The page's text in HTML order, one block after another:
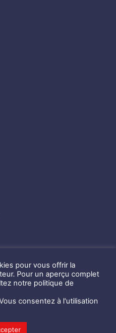
STBK ©
Privée des Événements © 2021 –
Légales
pour vous offrir la
Pour un aperçu complet
notre politique de
consentez à l'utilisation